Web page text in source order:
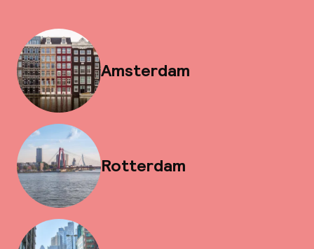
Amsterdam
Rotterdam